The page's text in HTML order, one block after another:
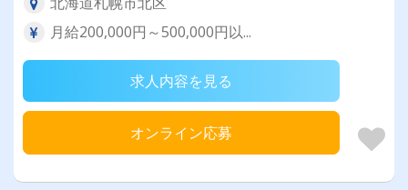
月給200,000円～500,000円以...
求人内容を見る
オンライン応募